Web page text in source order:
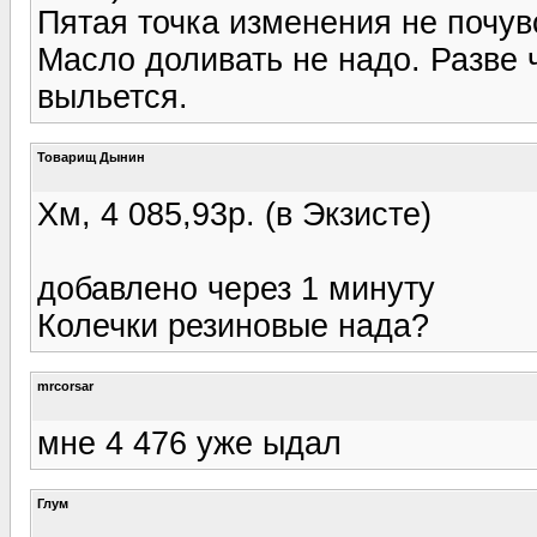
Пятая точка изменения не
Масло доливать не надо. Разве
выльется.
Товарищ Дынин
Хм, 4 085,93р. (в Экзисте)
добавлено через 1 минуту
Колечки резиновые нада?
mrcorsar
мне 4 476 уже ыдал
Глум